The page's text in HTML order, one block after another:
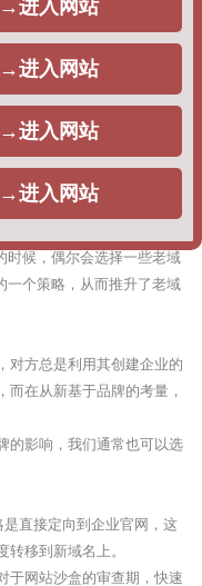
做排名，一般分为如下两种
一般在5块钱左右。
指数排名，提升整站关键词
同，给出的报价不同。
对较短的时间周期出排名。
擎算法调整的时候，网站排
时候，偶尔会选择一些老域
一个策略，从而推升了老域
对方总是利用其创建企业的
而在从新基于品牌的考量，
的影响，我们通常也可以选
直接定向到企业官网，这
移到新域名上。
于网站沙盒的审查期，快速